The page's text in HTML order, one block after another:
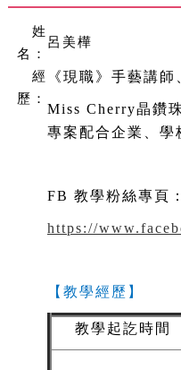
姓
名：
呂美樺
經
歷：
《現職》 手藝講師
Miss Cherry晶鑽
專案配合企業、學
FB 教學粉絲專頁
https://
【教學經歷】
教學起訖時間